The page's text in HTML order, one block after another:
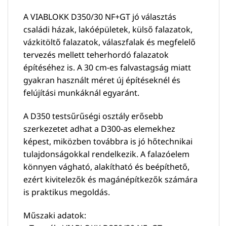
A VIABLOKK D350/30 NF+GT jó választás
családi házak, lakóépületek, külső falazatok,
vázkitöltő falazatok, válaszfalak és megfelelő
tervezés mellett teherhordó falazatok
építéséhez is. A 30 cm-es falvastagság miatt
gyakran használt méret új építéseknél és
felújítási munkáknál egyaránt.
A D350 testsűrűségi osztály erősebb
szerkezetet adhat a D300-as elemekhez
képest, miközben továbbra is jó hőtechnikai
tulajdonságokkal rendelkezik. A falazóelem
könnyen vágható, alakítható és beépíthető,
ezért kivitelezők és magánépítkezők számára
is praktikus megoldás.
Műszaki adatok: